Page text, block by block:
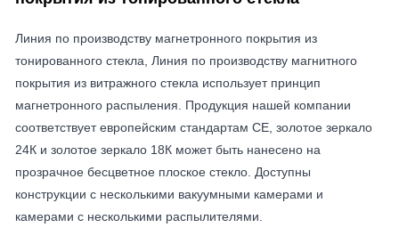
Линия по производству магнетронного покрытия из
тонированного стекла, Линия по производству магнитного
покрытия из витражного стекла использует принцип
магнетронного распыления. Продукция нашей компании
соответствует европейским стандартам СЕ, золотое зеркало
24К и золотое зеркало 18К может быть нанесено на
прозрачное бесцветное плоское стекло. Доступны
конструкции с несколькими вакуумными камерами и
камерами с несколькими распылителями.